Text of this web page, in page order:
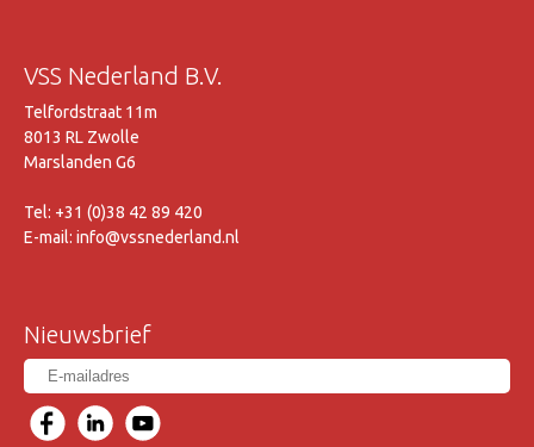
VSS Nederland B.V.
Telfordstraat 11m
8013 RL Zwolle
Marslanden G6
Tel: +31 (0)38 42 89 420
E-mail: info@vssnederland.nl
Nieuwsbrief